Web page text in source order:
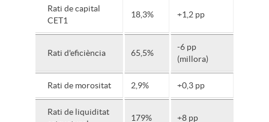
Rati de capital
CET1
18,3% +1,2 pp
Rati d'eficiència 65,5%
-6 pp
(millora)
Rati de morositat 2,9% +0,3 pp
Rati de liquiditat
179% +8 pp